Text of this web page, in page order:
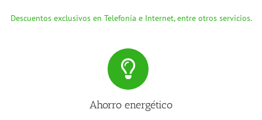
Descuentos exclusivos en Telefonía e Internet, entre otros servicios.
Ahorro energético